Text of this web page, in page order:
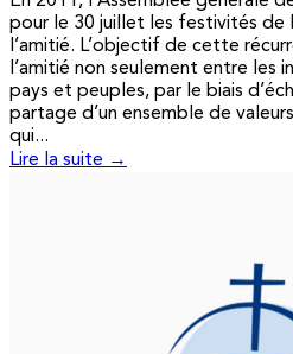
pour le 30 juillet les festivités de
l’amitié. L’objectif de cette
l’amitié non seulement entre les
pays et peuples, par le biais
partage d’un ensemble de
qui...
Lire la suite →